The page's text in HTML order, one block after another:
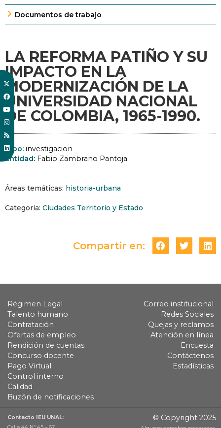
Documentos de trabajo
LA REFORMA PATIÑO Y SU
IMPACTO EN LA
MODERNIZACIÓN DE LA
UNIVERSIDAD NACIONAL
DE COLOMBIA, 1965-1990.
Tipo: investigacion
Entidad: Fabio Zambrano Pantoja
Áreas temáticas: historia-urbana
Categoria: Ciudades Territorio y Estado
Compartir en:
Régimen Legal
Talento humano
Contratación
Ofertas de empleo
Rendición de cuentas
Concurso docente
Pago Virtual
Control interno
Calidad
Buzón de notificaciones
Correo institucional
Redes Sociales
Quejas y reclamos
Atención en línea
Encuesta
Contáctenos
Estadísticas
Contacto IEU UNAL:
© Copyright 2025